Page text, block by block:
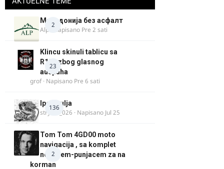
2
Македонија без асфалт
Alp · Napisano Pre 2 sati
23
Klincu skinuli tablicu sa
R125 zbog glasnog
auspuha
grof· Napisano Pre 6 sati
136
Ipone ulja
stryker_026 · Napisano Jul 25
2
Tom Tom 4GD00 moto
navigacija , sa komplet
nosacem-punjacem za na
korman